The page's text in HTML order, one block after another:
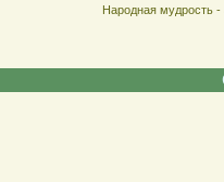
Народная мудрость